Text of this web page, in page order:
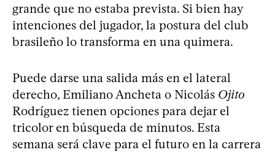
grande que no estaba prevista. Si bien hay
intenciones del jugador, la postura del club
brasileño lo transforma en una quimera.
Puede darse una salida más en el lateral
derecho, Emiliano Ancheta o Nicolás Ojito
Rodríguez tienen opciones para dejar el
tricolor en búsqueda de minutos. Esta
semana será clave para el futuro en la carrera